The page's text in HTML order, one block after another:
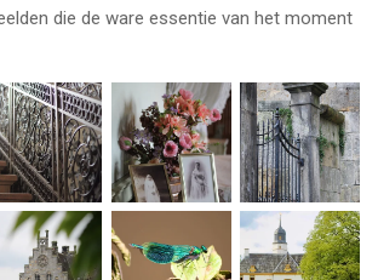
die de ware essentie van het moment